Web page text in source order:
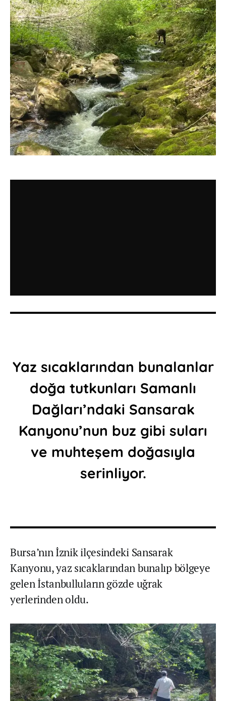
Yaz sıcaklarından bunalanlar
doğa tutkunları Samanlı
Dağları’ndaki Sansarak
Kanyonu’nun buz gibi suları
ve muhteşem doğasıyla
serinliyor.
Bursa’nın İznik ilçesindeki Sansarak
Kanyonu, yaz sıcaklarından bunalıp bölgeye
gelen İstanbulluların gözde uğrak
yerlerinden oldu.